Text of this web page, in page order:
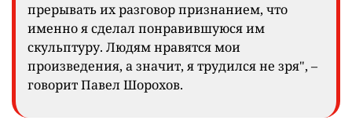
прерывать их разговор признанием, что
именно я сделал понравившуюся им
скульптуру. Людям нравятся мои
произведения, а значит, я трудился не зря", –
говорит Павел Шорохов.